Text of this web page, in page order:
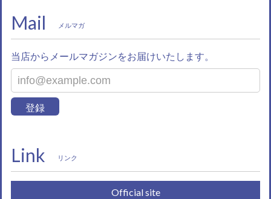
Mail メルマガ
当店からメールマガジンをお届けいたします。
登録
Link リンク
Official site